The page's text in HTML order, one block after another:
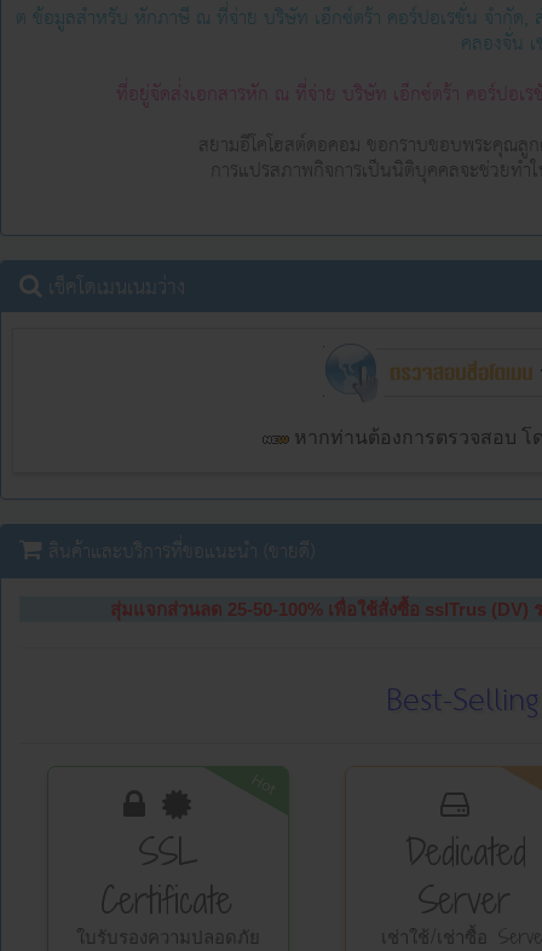
ต ข้อมูลสำหรับ หักภาษี ณ ที่จ่าย บริษัท เอ็กซ์ตร้า คอร์ปอเรชั่น จำกัด,
คลองจั่น
ที่อยู่จัดส่่งเอกสารหัก ณ ที่จ่าย บริษัท เอ็กซ์ตร้า คอร์ปอเ
สยามอีโคโฮสต์ดอคอม ขอกราบขอบพระคุณลูก
การแปรสภาพกิจการเป็นนิติบุคคลจะช่วยทำ
เช็คโดเมนเนมว่าง
สินค้าและบริการที่ขอแนะนำ (ขายดี)
สุ่มแจกส่วนลด 25-50-100% เพื่อใช้สั่งซื้อ sslTrus (DV)
Best-
SSL
Certificate
ใบรับรองความปลอดภัย
Dedicated
Server
เช่าใช้/เช่าซื้อ